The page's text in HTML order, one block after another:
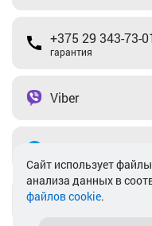
+375 29 343-73-
гарантия
Viber
info@akkamulik.by
Cайт использует
анализа данных в
файлов cookie.